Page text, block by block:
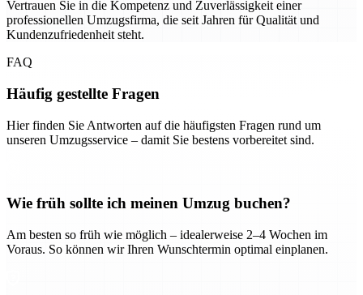
Vertrauen Sie in die Kompetenz und Zuverlässigkeit einer
professionellen Umzugsfirma, die seit Jahren für Qualität und
Kundenzufriedenheit steht.
FAQ
Häufig gestellte Fragen
Hier finden Sie Antworten auf die häufigsten Fragen rund um
unseren Umzugsservice – damit Sie bestens vorbereitet sind.
Wie früh sollte ich meinen Umzug buchen?
Am besten so früh wie möglich – idealerweise 2–4 Wochen im
Voraus. So können wir Ihren Wunschtermin optimal einplanen.